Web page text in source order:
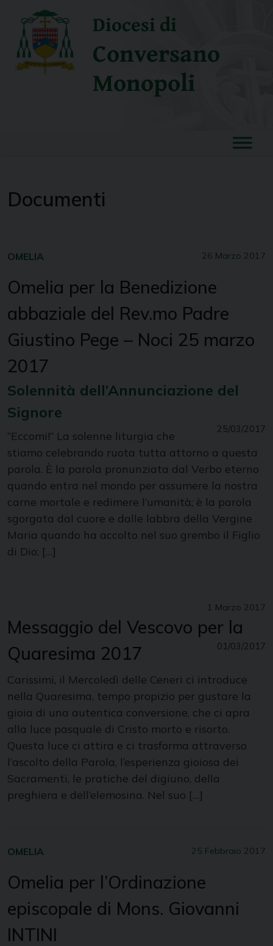
content
Diocesi di
Conversano
Monopoli
Documenti
26 Marzo 2017
OMELIA
Omelia per la Benedizione
abbaziale del Rev.mo Padre
Giustino Pege – Noci 25 marzo
2017
Solennità dell’Annunciazione del
Signore
25/03/2017
“Eccomi!” La solenne liturgia che
stiamo celebrando ruota tutta attorno a questa
parola. È la parola pronunziata dal Verbo eterno
quando entra nel mondo per assumere la nostra
carne mortale e redimere l’umanità; è la parola
sgorgata dal cuore e dalle labbra della Vergine
Maria quando ha accolto nel suo grembo il Figlio
di Dio; […]
1 Marzo 2017
Messaggio del Vescovo per la
Quaresima 2017
01/03/2017
Carissimi, il Mercoledì delle Ceneri ci introduce
nella Quaresima, tempo propizio per gustare la
gioia di una autentica conversione, che ci apra
alla luce pasquale di Cristo morto e risorto.
Questa luce ci attira e ci trasforma attraverso
l’ascolto della Parola, l’esperienza gioiosa dei
Sacramenti, le pratiche del digiuno, della
preghiera e dell’elemosina. Nel suo […]
25 Febbraio 2017
OMELIA
Omelia per l’Ordinazione
episcopale di Mons. Giovanni
INTINI